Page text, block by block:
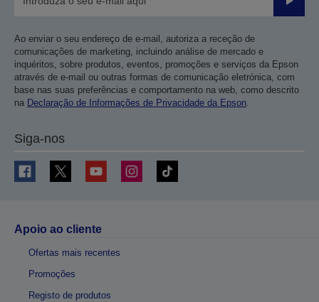
Enviar
Ao enviar o seu endereço de e-mail, autoriza a receção de
comunicações de marketing, incluindo análise de mercado e
inquéritos, sobre produtos, eventos, promoções e serviços da Epson
através de e-mail ou outras formas de comunicação eletrónica, com
base nas suas preferências e comportamento na web, como descrito
na Declaração de Informações de Privacidade da Epson.
Siga-nos
Apoio ao cliente
Ofertas mais recentes
Promoções
Registo de produtos